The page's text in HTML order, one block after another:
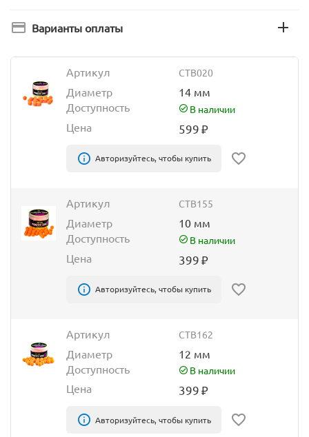
Варианты оплаты
Артикул CTB020
Диаметр
14 мм
Доступность
В наличии
Цена 599₽
Авторизуйтесь, чтобы купить
Артикул CTB155
Диаметр
10 мм
Доступность
В наличии
Цена 399₽
Авторизуйтесь, чтобы купить
Артикул CTB162
Диаметр
12 мм
Доступность
В наличии
Цена 399₽
Авторизуйтесь, чтобы купить